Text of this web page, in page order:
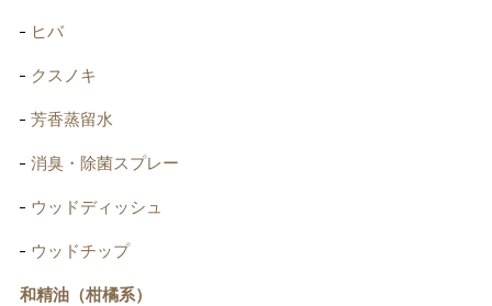
ヒバ
クスノキ
芳香蒸留水
消臭・除菌スプレー
ウッドディッシュ
ウッドチップ
和精油（柑橘系）